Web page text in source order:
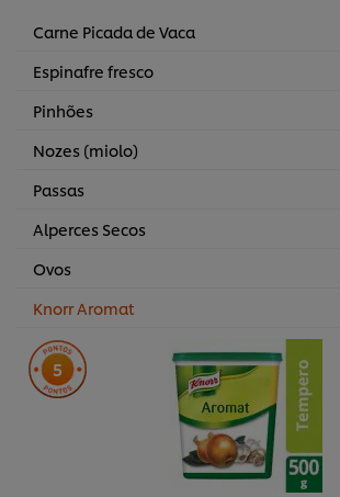
Carne Picada de Vaca
Espinafre fresco
Pinhões
Nozes (miolo)
Passas
Alperces Secos
Ovos
Knorr Aromat
5